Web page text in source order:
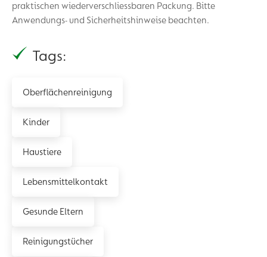
praktischen wiederverschliessbaren Packung. Bitte
Anwendungs- und Sicherheitshinweise beachten.
Tags:
Oberflächenreinigung
Kinder
Haustiere
Lebensmittelkontakt
Gesunde Eltern
Reinigungstücher